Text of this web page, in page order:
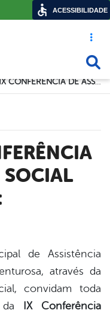
Acesso
VEM AÍ A IX CONFERÊNCIA DE ASSISTÊNCIA SOCIAL EM VENTUROSA: PARTICIPE!
SOCIAL
de Assistência
através da
convidam toda
da IX Conferência
ACESSIBILIDADE